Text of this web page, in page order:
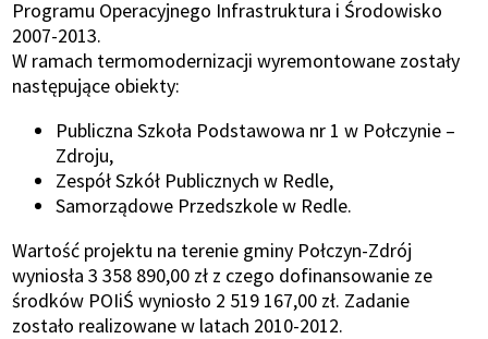
Programu Operacyjnego Infrastruktura i Środowisko
2007-2013.
W ramach termomodernizacji wyremontowane zostały
następujące obiekty:
Publiczna Szkoła Podstawowa nr 1 w Połczynie –
Zdroju,
Zespół Szkół Publicznych w Redle,
Samorządowe Przedszkole w Redle.
Wartość projektu na terenie gminy Połczyn-Zdrój
wyniosła 3 358 890,00 zł z czego dofinansowanie ze
środków POIiŚ wyniosło 2 519 167,00 zł. Zadanie
zostało realizowane w latach 2010-2012.